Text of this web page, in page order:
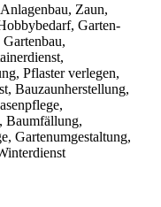
Zaun,
Garten-
Pflaster verlegen,
Bauzaunherstellung,
Baumfällung,
Gartenumgestaltung,